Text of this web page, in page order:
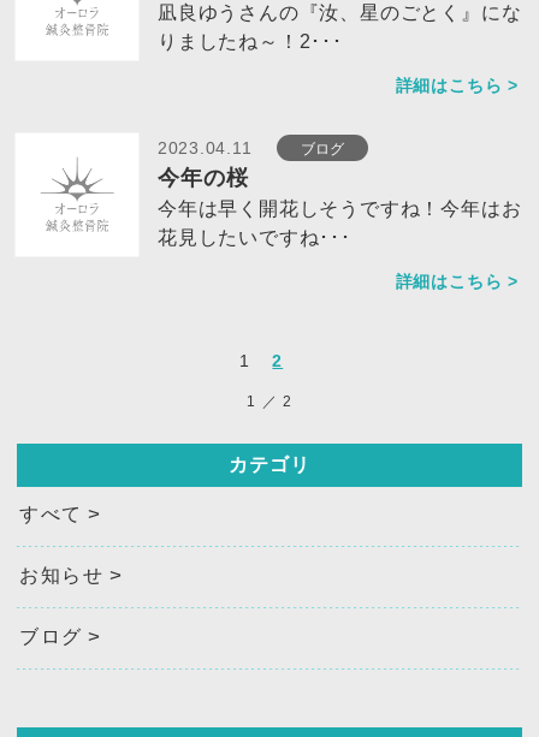
凪良ゆうさんの『汝、星のごとく』にな
りましたね～！2･･･
詳細はこちら >
2023.04.11 ブログ
今年の桜
今年は早く開花しそうですね！今年はお
花見したいですね･･･
詳細はこちら >
1 2
1 ／ 2
カテゴリ
すべて
お知らせ
ブログ